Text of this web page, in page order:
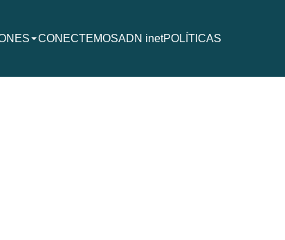
CONECTEMOSADN inetPOLÍTICAS